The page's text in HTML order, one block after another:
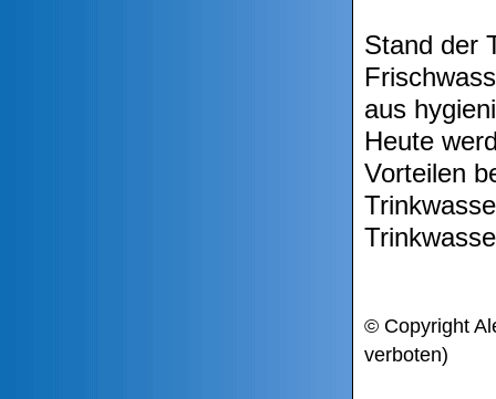
Stand der
aus
Heute
Vorteilen
© Copyright
verboten)